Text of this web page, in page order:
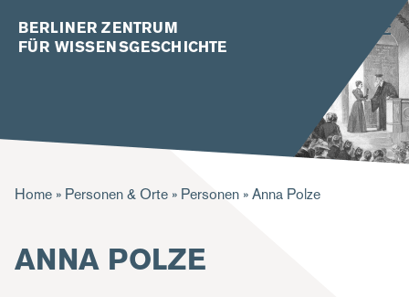
BERLINER ZENTRUM
FÜR WISSENSGESCHICHTE
P
a
Home Personen & Orte Personen Anna Polze
ANNA POLZE